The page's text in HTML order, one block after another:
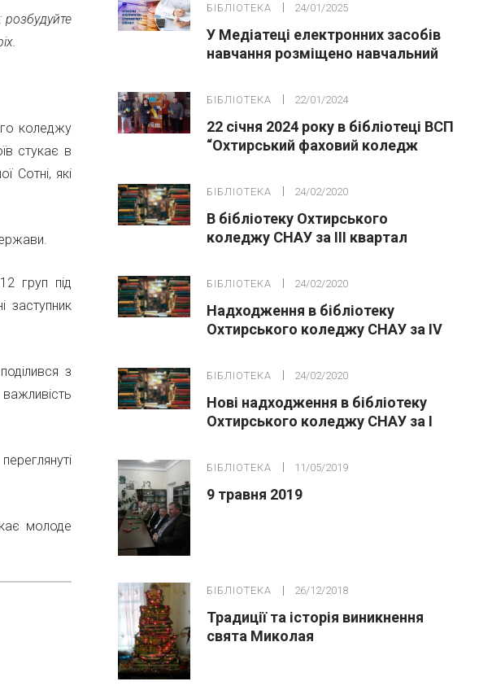
коледжу
стукає в
Сотні, які
груп під
заступник
з
молоде
БІБЛІОТЕКА 24/01/2025
У Медіатеці електронних засобів
навчання розміщено навчальний
БІБЛІОТЕКА 22/01/2024
22 січня 2024 року в бібліотеці ВСП
“Охтирський фаховий коледж
Дню Соборності України
БІБЛІОТЕКА 24/02/2020
В бібліотеку Охтирського
коледжу СНАУ за ІІІ квартал
примірників,
БІБЛІОТЕКА 24/02/2020
Надходження в бібліотеку
Охтирського коледжу СНАУ за ІV
БІБЛІОТЕКА 24/02/2020
Нові надходження в бібліотеку
Охтирського коледжу СНАУ за І
БІБЛІОТЕКА 11/05/2019
9 травня 2019
БІБЛІОТЕКА 26/12/2018
Традиції та історія виникнення
свята Миколая